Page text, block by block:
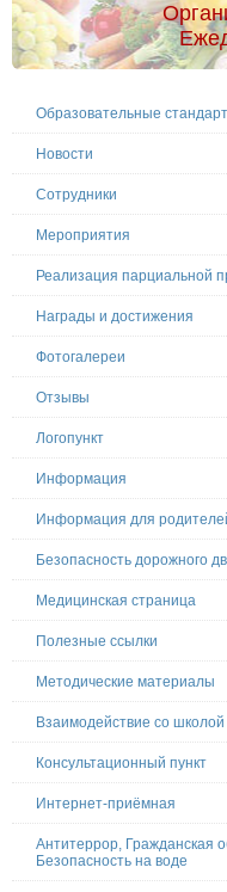
Образовательные
Новости
Сотрудники
Мероприятия
Реализация парциальной
Награды и достижения
Фотогалереи
Отзывы
Логопункт
Информация
Информация для
Безопасность дорожного
Медицинская страница
Полезные ссылки
Методические материалы
Взаимодействие со школой
Консультационный пункт
Интернет-приёмная
Антитеррор, Гражданская
Безопасность на воде